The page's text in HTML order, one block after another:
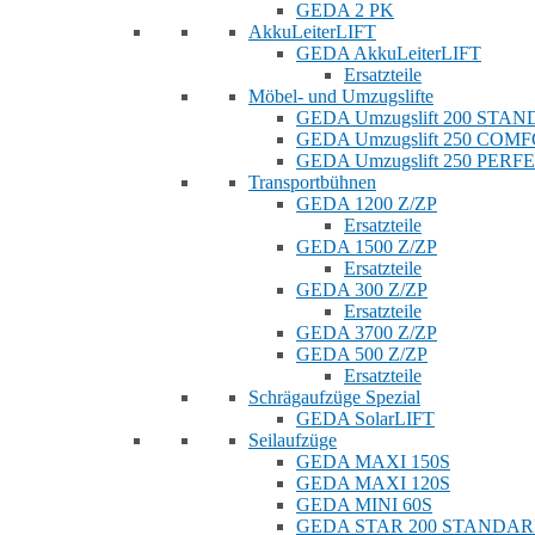
GEDA 2 PK
AkkuLeiterLIFT
GEDA AkkuLeiterLIFT
Ersatzteile
Möbel- und Umzugslifte
GEDA Umzugslift 200
GEDA Umzugslift 250
GEDA Umzugslift 250
Transportbühnen
GEDA 1200 Z/ZP
Ersatzteile
GEDA 1500 Z/ZP
Ersatzteile
GEDA 300 Z/ZP
Ersatzteile
GEDA 3700 Z/ZP
GEDA 500 Z/ZP
Ersatzteile
Schrägaufzüge Spezial
GEDA SolarLIFT
Seilaufzüge
GEDA MAXI 150S
GEDA MAXI 120S
GEDA MINI 60S
GEDA STAR 200